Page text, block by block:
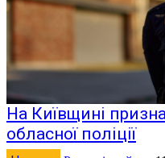
На Київщині
обласної поліції